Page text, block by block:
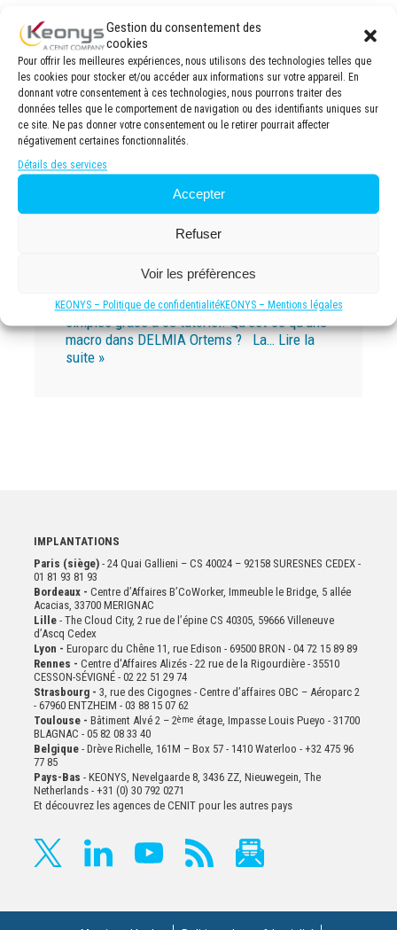
Gestion du consentement des
cookies
Pour offrir les meilleures expériences, nous utilisons des technologies telles que
les cookies pour stocker et/ou accéder aux informations sur votre appareil. En
donnant votre consentement à ces technologies, nous pourrons traiter des
données telles que le comportement de navigation ou des identifiants uniques sur
ce site. Ne pas donner votre consentement ou le retirer pourrait affecter
négativement certaines fonctionnalités.
Détails des services
Accepter
Refuser
Voir les préfèrences
KEONYS – Politique de confidentialitéKEONYS – Mentions légales
dans DELMIA Ortems ?
Faites une macro en seulement 8 étapes
simples grâce à ce tutoriel. Qu’est-ce qu’une
macro dans DELMIA Ortems ? La…Lire la
suite »
IMPLANTATIONS
Paris (siège) - 24 Quai Gallieni – CS 40024 – 92158 SURESNES CEDEX -
01 81 93 81 93
Bordeaux - Centre d’Affaires B’CoWorker, Immeuble le Bridge, 5 allée
Acacias, 33700 MERIGNAC
Lille- The Cloud City, 2 rue de l’épine CS 40305, 59666 Villeneuve
d’Ascq Cedex
Lyon - Europarc du Chêne 11, rue Edison - 69500 BRON - 04 72 15 89 89
Rennes - Centre d'Affaires Alizés - 22 rue de la Rigourdière - 35510
CESSON-SÉVIGNÉ - 02 22 51 29 74
Strasbourg - 3, rue des Cigognes - Centre d’affaires OBC – Aéroparc 2
- 67960 ENTZHEIM - 03 88 15 07 62
Toulouse - Bâtiment Alvé 2 – 2ème étage, Impasse Louis Pueyo - 31700
BLAGNAC - 05 82 08 33 40
Belgique- Drève Richelle, 161M – Box 57 - 1410 Waterloo - +32 475 96
77 85
Pays-Bas - KEONYS, Nevelgaarde 8, 3436 ZZ, Nieuwegein, The
Netherlands - +31 (0) 30 792 0271
Et découvrez les agences de CENIT pour les autres pays